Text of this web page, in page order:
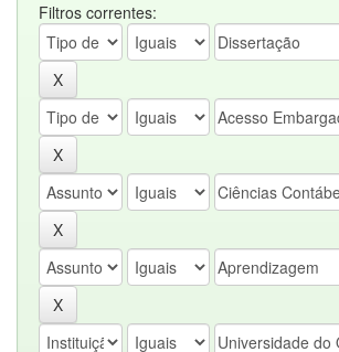
Filtros correntes: